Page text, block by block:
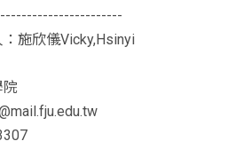
施欣儀Vicky,Hsinyi